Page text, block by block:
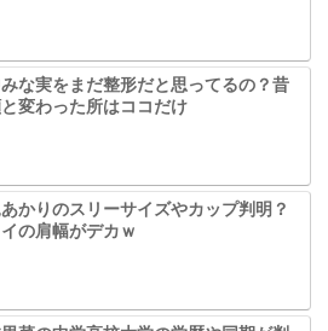
な実をまだ整形だと思ってるの？昔
変わった所はココだけ
かりのスリーサイズやカップ判明？
の肩幅がデカｗ